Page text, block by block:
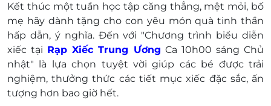
Chiều 14h30 đến 17h00.
Trước giờ biểu diễn 30 phút (Sau 15 phút kể
từ khi bắt đầu biểu diễn đổi vé không còn
hiệu lực).
Hàng tuần rạp xiếc Trung Ương sẽ có những
chương trình biểu diễn với các chủ đề khác
nhau.
Kết thúc một tuần học tập căng thẳng, mệt mỏi, bố
mẹ hãy dành tặng cho con yêu món quà tinh thần
hấp dẫn, ý nghĩa. Đến với "Chương trình biểu diễn
xiếc tại Rạp Xiếc Trung Ương Ca 10h00 sáng Chủ
nhật" là lựa chọn tuyệt vời giúp các bé được trải
nghiệm, thưởng thức các tiết mục xiếc đặc sắc, ấn
tượng hơn bao giờ hết.